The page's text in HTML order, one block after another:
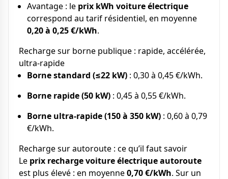
Avantage : le prix kWh voiture électrique
correspond au tarif résidentiel, en moyenne
0,20 à 0,25 €/kWh.
Recharge sur borne publique : rapide, accélérée,
ultra-rapide
Borne standard (≤22 kW) : 0,30 à 0,45 €/kWh.
Borne rapide (50 kW) : 0,45 à 0,55 €/kWh.
Borne ultra-rapide (150 à 350 kW) : 0,60 à 0,79
€/kWh.
Recharge sur autoroute : ce qu’il faut savoir
Le prix recharge voiture électrique autoroute
est plus élevé : en moyenne0,70 €/kWh. Sur un